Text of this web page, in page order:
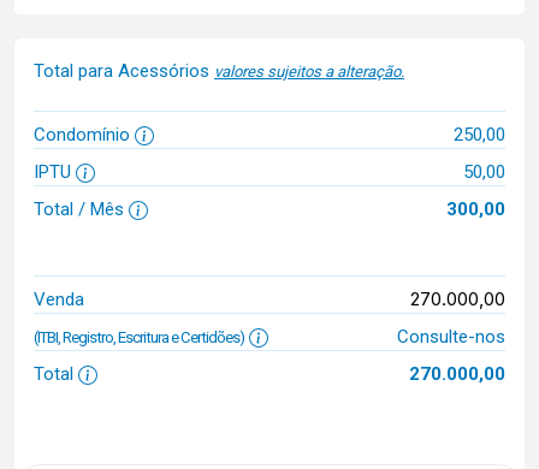
Total para Acessórios valores sujeitos a alteração.
Condomínio
250,00
IPTU
50,00
Total / Mês
300,00
Venda 270.000,00
(ITBI, Registro, Escritura e Certidões)
Consulte-nos
Total
270.000,00